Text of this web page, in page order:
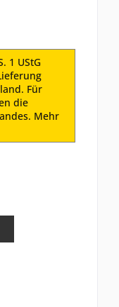
MC4
(2,5...
1 UStG
Für
die
Mehr